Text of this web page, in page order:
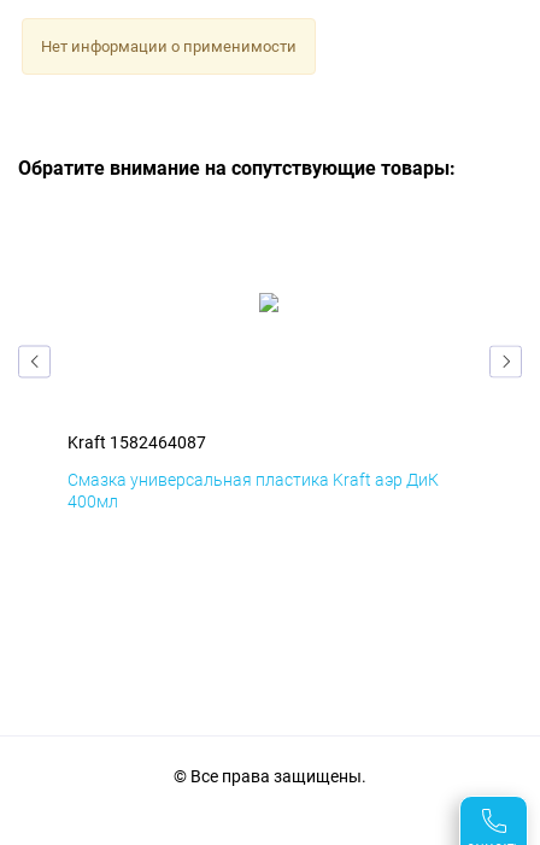
Нет информации о применимости
Обратите внимание на сопутствующие товары:
Kraft 1582464087
Смазка универсальная пластика Kraft аэр ДиК
400мл
© Все права защищены.